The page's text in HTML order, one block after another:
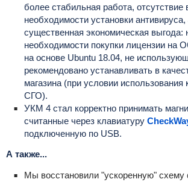
более стабильная работа, отсутствие
необходимости установки антивируса,
существенная экономическая выгода:
необходимости покупки лицензии на
на основе Ubuntu 18.04, не
рекомендовано устанавливать в
магазина (при условии использования
СГО).
УКМ 4 стал корректно принимать
считанные через клавиатуру
подключенную по USB.
А также...
Мы восстановили "ускоренную" схему